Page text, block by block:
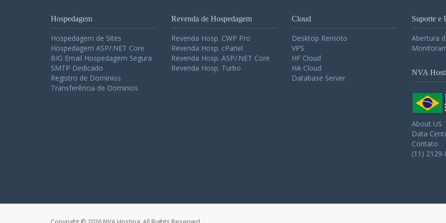
Hospedagem
Hospedagem de Sites
Hospedagem ASP/.NET Core
BIG Email Hospedagem Segura
SMTP Dedicado
Registro de Dominios
Transferência de Dominios
Revenda de Hospedagem
Revenda Hosp. CWP Pro
Revenda Hosp. cPanel
Revenda Hosp. ASP/.NET Core
Revenda Hosp. Turbo
Cloud
Desktop Remoto
VPS
HF Cloud
HA Cloud
Database Server
Suporte e
Abertura
NVA
About US
Data
Contato
(11)